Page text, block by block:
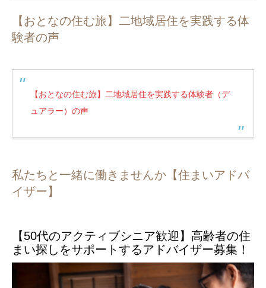
【おとなの住む旅】二地域居住を実践する体
験者の声
【おとなの住む旅】二地域居住を実践する体験者（デ
ュアラー）の声
私たちと一緒に働きませんか【住まいアドバ
イザー】
【50代のアクティブシニア歓迎】高齢者の住
まい探しをサポートするアドバイザー募集！